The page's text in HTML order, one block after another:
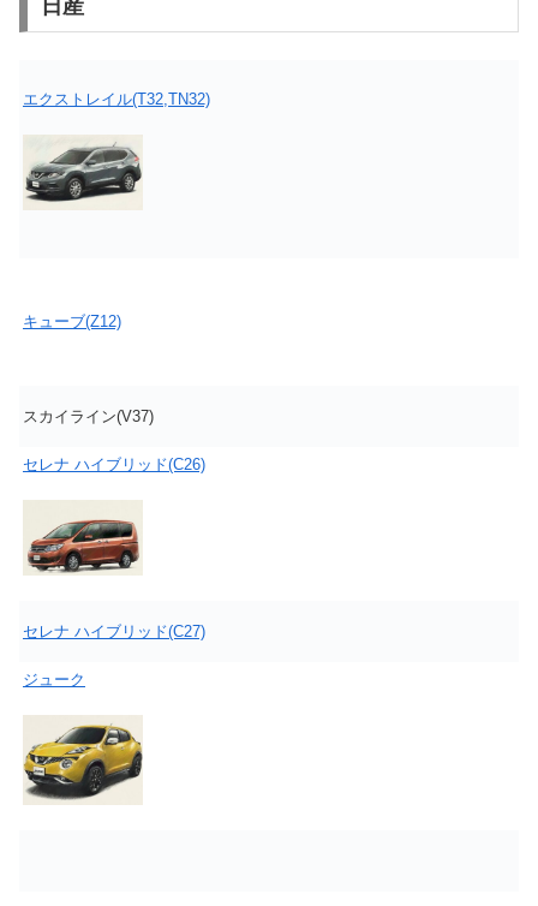
日産
エクストレイル(T32,TN32)
キューブ(Z12)
スカイライン(V37)
セレナ ハイブリッド(C26)
セレナ ハイブリッド(C27)
ジューク